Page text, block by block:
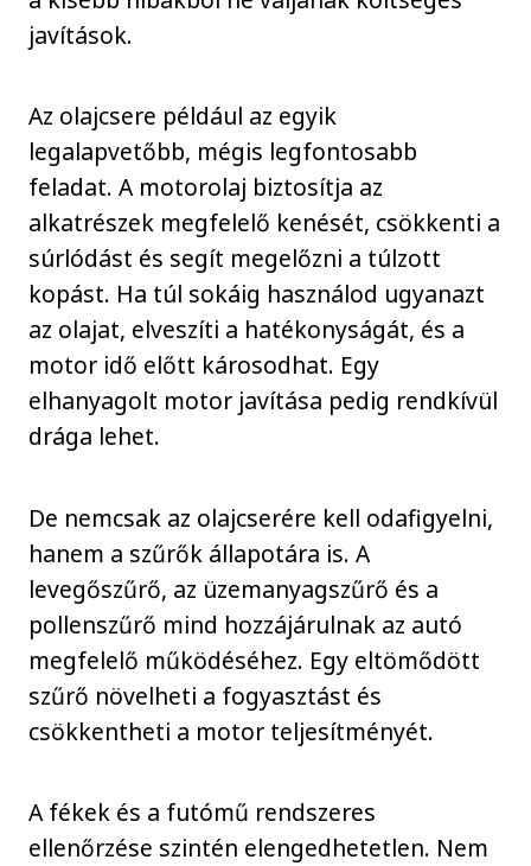
javítások.
Az olajcsere például az egyik
legalapvetőbb, mégis legfontosabb
feladat. A motorolaj biztosítja az
alkatrészek megfelelő kenését, csökkenti a
súrlódást és segít megelőzni a túlzott
kopást. Ha túl sokáig használod ugyanazt
az olajat, elveszíti a hatékonyságát, és a
motor idő előtt károsodhat. Egy
elhanyagolt motor javítása pedig rendkívül
drága lehet.
De nemcsak az olajcserére kell odafigyelni,
hanem a szűrők állapotára is. A
levegőszűrő, az üzemanyagszűrő és a
pollenszűrő mind hozzájárulnak az autó
megfelelő működéséhez. Egy eltömődött
szűrő növelheti a fogyasztást és
csökkentheti a motor teljesítményét.
A fékek és a futómű rendszeres
ellenőrzése szintén elengedhetetlen. Nem